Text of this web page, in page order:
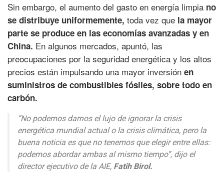
Sin embargo, el aumento del gasto en energía limpia no
se distribuye uniformemente, toda vez que la mayor
parte se produce en las economías avanzadas y en
China. En algunos mercados, apuntó, las
preocupaciones por la seguridad energética y los altos
precios están impulsando una mayor inversión en
suministros de combustibles fósiles, sobre todo en
carbón.
“No podemos darnos el lujo de ignorar la crisis
energética mundial actual o la crisis climática, pero la
buena noticia es que no tenemos que elegir entre ellas:
podemos abordar ambas al mismo tiempo”, dijo el
director ejecutivo de la AIE, Fatih Birol.